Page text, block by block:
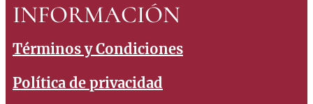
INFORMACIÓN
Términos y Condiciones
Política de privacidad